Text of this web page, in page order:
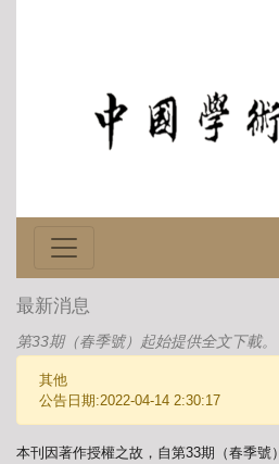
最新消息
第33期（春季號）起始提供全文下載。
其他
公告日期:2022-04-14 2:30:17
本刊因著作授權之故，自第33期（春季號）